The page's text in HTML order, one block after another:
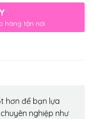
hàng tận nơi
hơn để bạn lựa
nghiệp như